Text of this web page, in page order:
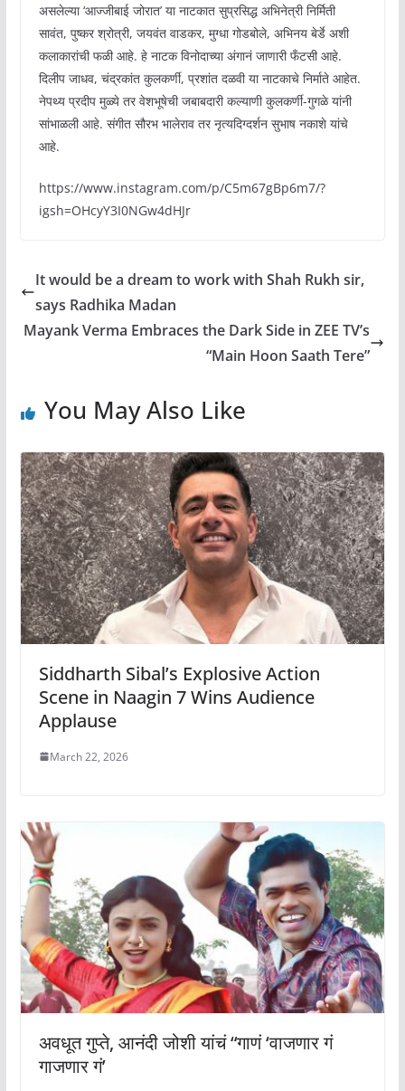
असलेल्या ‘आज्जीबाई जोरात’ या नाटकात सुप्रसिद्ध अभिनेत्री निर्मिती
सावंत, पुष्कर श्रोत्री, जयवंत वाडकर, मुग्धा गोडबोले, अभिनय बेर्डे अशी
कलाकारांची फळी आहे. हे नाटक विनोदाच्या अंगानं जाणारी फँटसी आहे.
दिलीप जाधव, चंद्रकांत कुलकर्णी, प्रशांत दळवी या नाटकाचे निर्माते आहेत.
नेपथ्य प्रदीप मुळ्ये तर वेशभूषेची जबाबदारी कल्याणी कुलकर्णी-गुगळे यांनी
सांभाळली आहे. संगीत सौरभ भालेराव तर नृत्यदिग्दर्शन सुभाष नकाशे यांचे
आहे.
https://www.instagram.com/p/C5m67gBp6m7/?
igsh=OHcyY3I0NGw4dHJr
It would be a dream to work with Shah Rukh sir,
says Radhika Madan
Mayank Verma Embraces the Dark Side in ZEE TV’s
“Main Hoon Saath Tere”
You May Also Like
Siddharth Sibal’s Explosive Action
Scene in Naagin 7 Wins Audience
Applause
March 22, 2026
अवधूत गुप्ते, आनंदी जोशी यांचं “गाणं ‘वाजणार गं
गाजणार गं’